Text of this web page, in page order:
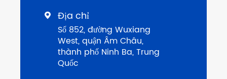
 Địa chỉ
Số 852, đường Wuxiang
West, quận Âm Châu,
thành phố Ninh Ba, Trung
Quốc